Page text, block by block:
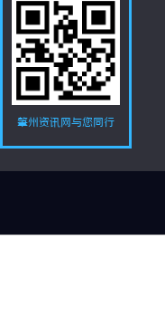
肇州资讯网与您同行